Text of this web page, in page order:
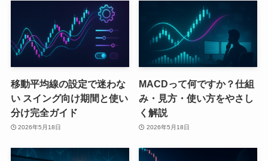
移動平均線の設定で迷わな
い スイング向け期間と使い
分け完全ガイド
2026年5月18日
MACDって何ですか？仕組
み・見方・使い方をやさし
く解説
2026年5月18日